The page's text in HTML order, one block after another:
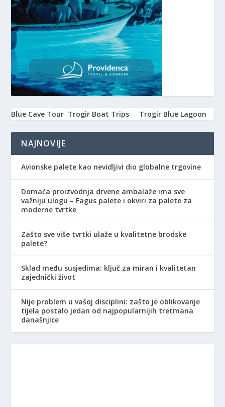
Blue Cave Tour Trogir Boat Trips Trogir Blue Lagoon
NAJNOVIJE
Avionske palete kao nevidljivi dio globalne trgovine
Domaća proizvodnja drvene ambalaže ima sve
važniju ulogu – Fagus palete i okviri za palete za
moderne tvrtke
Zašto sve više tvrtki ulaže u kvalitetne brodske
palete?
Sklad među susjedima: ključ za miran i kvalitetan
zajednički život
Nije problem u vašoj disciplini: zašto je oblikovanje
tijela postalo jedan od najpopularnijih tretmana
današnjice